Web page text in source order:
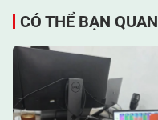
CÓ THỂ BẠN